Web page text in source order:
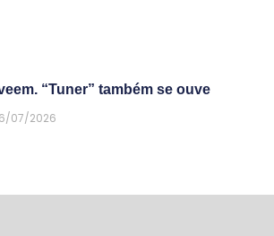
“Tuner” também se ouve
07/2026